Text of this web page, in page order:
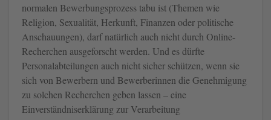
normalen Bewerbungsprozess tabu ist (Themen wie
Religion, Sexualität, Herkunft, Finanzen oder politische
Anschauungen), darf natürlich auch nicht durch Online-
Recherchen ausgeforscht werden. Und es dürfte
Personalabteilungen auch nicht sicher schützen, wenn sie
sich von Bewerbern und Bewerberinnen die Genehmigung
zu solchen Recherchen geben lassen – eine
Einverständniserklärung zur Verarbeitung